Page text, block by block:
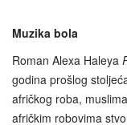
Muzika bola
Roman Alexa Haleya
godina prošlog
afričkog roba,
afričkim robovima